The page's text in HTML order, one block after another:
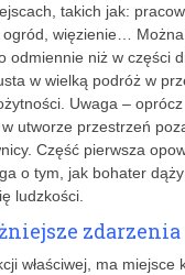
takich jak:
ogród, więzienie…
odmiennie niż w części
w wielką podróż w
Uwaga –
utworze przestrzeń
Część pierwsza
o tym, jak bohater
ludzkości.
zdarzenia
właściwej, ma miejsce